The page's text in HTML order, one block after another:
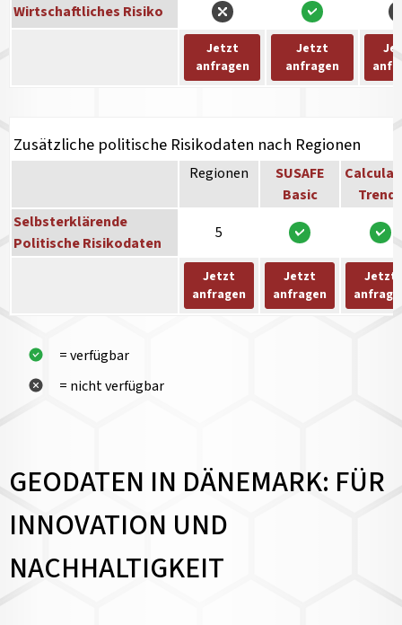
Wirtschaftliches Risiko
Jetzt
anfragen
Jetzt
anfragen
Zusätzliche politische Risikodaten nach Regionen
Regionen
SUSAFE
Basic
Trends
Selbsterklärende
Politische Risikodaten
5
Jetzt
anfragen
Jetzt
anfragen
Jetzt
= verfügbar
= nicht verfügbar
GEODATEN IN DÄNEMARK: FÜR
INNOVATION UND
NACHHALTIGKEIT